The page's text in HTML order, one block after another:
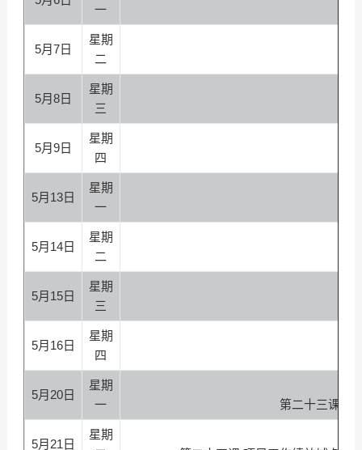
一
5月7日
星期
二
5月8日
星期
三
5月9日
星期
四
5月13日
星期
一
5月14日
星期
二
5月15日
星期
三
5月16日
星期
四
5月20日
星期
一
第二十三课 项
5月21日
星期